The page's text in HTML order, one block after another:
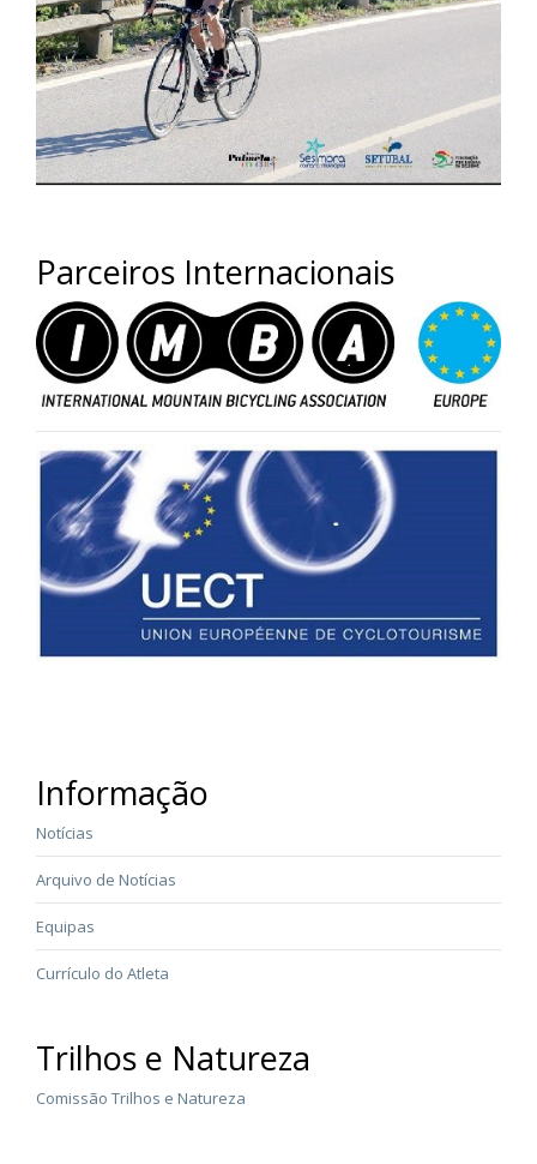
Parceiros Internacionais
Informação
Notícias
Arquivo de Notícias
Equipas
Currículo do Atleta
Trilhos e Natureza
Comissão Trilhos e Natureza